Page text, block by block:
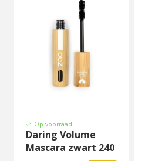
Op voorraad
Daring Volume
Mascara zwart 240